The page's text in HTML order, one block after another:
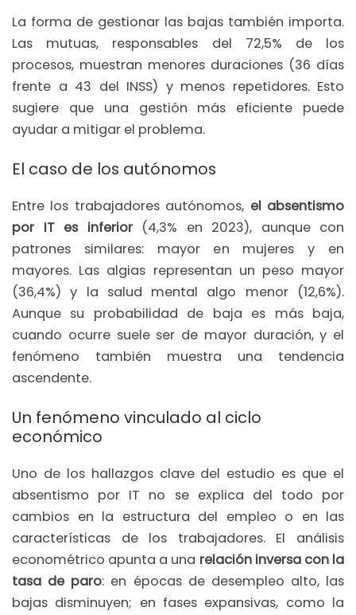
La forma de gestionar las bajas también importa.
Las mutuas, responsables del 72,5% de los
procesos, muestran menores duraciones (36 días
frente a 43 del INSS) y menos repetidores. Esto
sugiere que una gestión más eficiente puede
ayudar a mitigar el problema.
El caso de los autónomos
Entre los trabajadores autónomos, el absentismo
por IT es inferior (4,3% en 2023), aunque con
patrones similares: mayor en mujeres y en
mayores. Las algias representan un peso mayor
(36,4%) y la salud mental algo menor (12,6%).
Aunque su probabilidad de baja es más baja,
cuando ocurre suele ser de mayor duración, y el
fenómeno también muestra una tendencia
ascendente.
Un fenómeno vinculado al ciclo
económico
Uno de los hallazgos clave del estudio es que el
absentismo por IT no se explica del todo por
cambios en la estructura del empleo o en las
características de los trabajadores. El análisis
econométrico apunta a una relación inversa con la
tasa de paro: en épocas de desempleo alto, las
bajas disminuyen; en fases expansivas, como la